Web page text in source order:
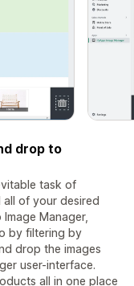
drop to
task of
of your desired
Manager,
by filtering by
drop the images
user-interface.
all in one place